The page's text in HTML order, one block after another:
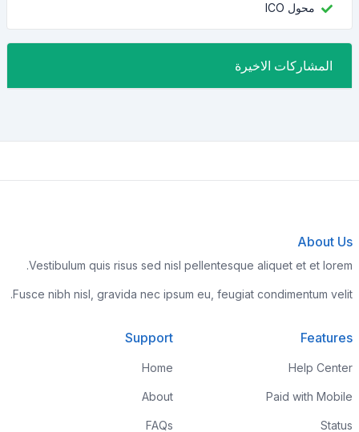
محول ICO
المشاركات الاخيرة
About Us
Vestibulum quis risus sed nisl pellentesque aliquet et et lorem.
Fusce nibh nisl, gravida nec ipsum eu, feugiat condimentum velit.
Features
Help Center
Paid with Mobile
Status
Support
Home
About
FAQs